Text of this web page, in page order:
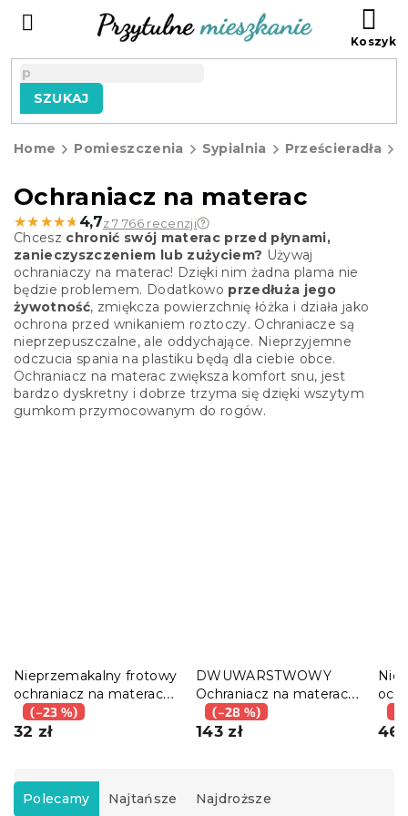
SZUKAJ
Home Pomieszczenia Sypialnia Prześcieradła
Ochraniacz na materac
★★★★★
★★★★★ 4,7z 7 766 recenzji
Chcesz chronić swój materac przed płynami,
zanieczyszczeniem lub zużyciem? Używaj
ochraniaczy na materac! Dzięki nim żadna plama nie
będzie problemem. Dodatkowo przedłuża jego
żywotność, zmiękcza powierzchnię łóżka i działa jako
ochrona przed wnikaniem roztoczy. Ochraniacze są
nieprzepuszczalne, ale oddychające. Nieprzyjemne
odczucia spania na plastiku będą dla ciebie obce.
Ochraniacz na materac zwiększa komfort snu, jest
bardzo dyskretny i dobrze trzyma się dzięki wszytym
gumkom przymocowanym do rogów.
Nieprzemakalny frotowy
ochraniacz na materac
GUARD 90 x 200 cm
(–23 %)
32 zł
DWUWARSTWOWY
Ochraniacz na materac -
TOPPER 160 x 200 cm
(–28 %)
143 zł
cm
46
S
oPolecamy Najtańsze Najdroższe